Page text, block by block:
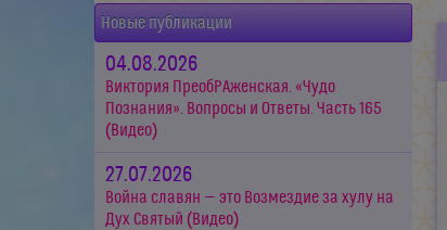
Новые публикации
04.08.2026
Виктория ПреобРАженская. «Чудо
Познания». Вопросы и Ответы. Часть 165
(Видео)
27.07.2026
Война славян — это Возмездие за хулу на
Дух Святый (Видео)